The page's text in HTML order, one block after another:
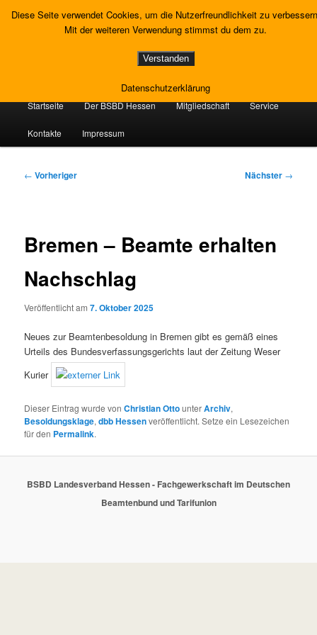
primären
Landesverband Hessen
HauptmenüStartseite Der BSBD Hessen Mitgliedschaft Service
Kontakte Impressum
Beitragsnavigation
← Vorheriger Nächster →
Bremen – Beamte erhalten
Nachschlag
Veröffentlicht am7. Oktober 2025
Neues zur Beamtenbesoldung in Bremen gibt es gemäß eines
Urteils des Bundesverfassungsgerichts laut der Zeitung Weser
Kurier
Dieser Eintrag wurde vonChristian OttounterArchiv,
Besoldungsklage,dbb Hessenveröffentlicht. Setze ein Lesezeichen
für den Permalink.
BSBD Landesverband Hessen - Fachgewerkschaft im Deutschen
Beamtenbund und Tarifunion
Diese Seite verwendet Cookies, um die Nutzerfreundlichkeit zu
Mit der weiteren Verwendung stimmst du dem zu.
Verstanden
Datenschutzerklärung